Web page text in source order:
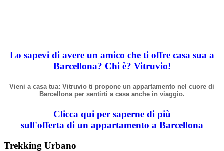
Lo sapevi di avere un amico che ti offre casa sua a
Barcellona? Chi è? Vitruvio!
Vieni a casa tua: Vitruvio ti propone un appartamento nel cuore di
Barcellona per sentirti a casa anche in viaggio.
Clicca qui per saperne di più
sull'offerta di un appartamento a Barcellona
Trekking Urbano